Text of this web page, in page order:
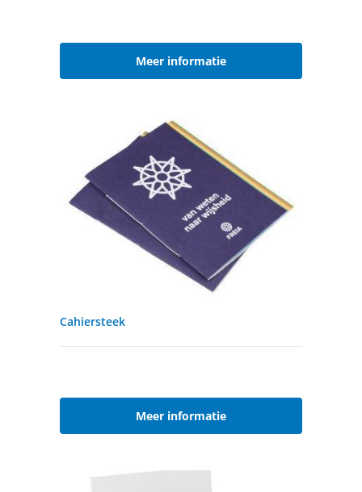
Meer informatie
Cahiersteek
Meer informatie